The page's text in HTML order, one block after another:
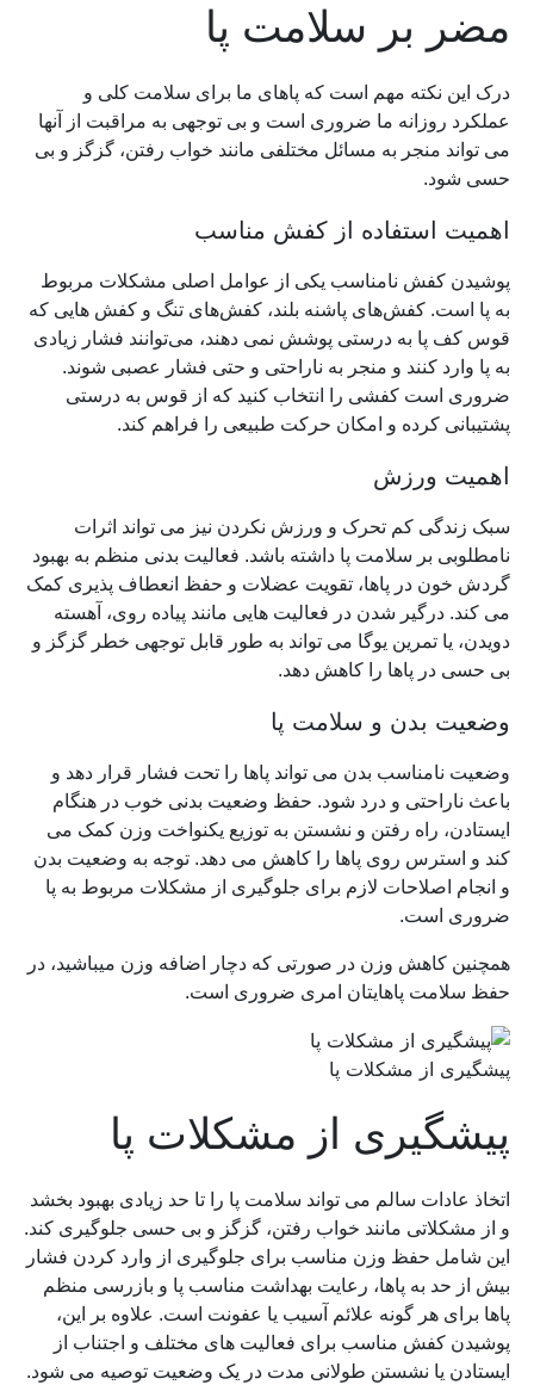
مضر بر سلامت پا
درک این نکته مهم است که پاهای ما برای سلامت کلی و
عملکرد روزانه ما ضروری است و بی توجهی به مراقبت از آنها
می تواند منجر به مسائل مختلفی مانند خواب رفتن، گزگز و بی
حسی شود.
اهمیت استفاده از کفش مناسب
پوشیدن کفش نامناسب یکی از عوامل اصلی مشکلات مربوط
به پا است. کفش‌های پاشنه بلند، کفش‌های تنگ و کفش هایی که
قوس کف پا به درستی پوشش نمی دهند، می‌توانند فشار زیادی
به پا وارد کنند و منجر به ناراحتی و حتی فشار عصبی شوند.
ضروری است کفشی را انتخاب کنید که از قوس به درستی
پشتیبانی کرده و امکان حرکت طبیعی را فراهم کند.
اهمیت ورزش
سبک زندگی کم تحرک و ورزش نکردن نیز می تواند اثرات
نامطلوبی بر سلامت پا داشته باشد. فعالیت بدنی منظم به بهبود
گردش خون در پاها، تقویت عضلات و حفظ انعطاف پذیری کمک
می کند. درگیر شدن در فعالیت هایی مانند پیاده روی، آهسته
دویدن، یا تمرین یوگا می تواند به طور قابل توجهی خطر گزگز و
بی حسی در پاها را کاهش دهد.
وضعیت بدن و سلامت پا
وضعیت نامناسب بدن می تواند پاها را تحت فشار قرار دهد و
باعث ناراحتی و درد شود. حفظ وضعیت بدنی خوب در هنگام
ایستادن، راه رفتن و نشستن به توزیع یکنواخت وزن کمک می
کند و استرس روی پاها را کاهش می دهد. توجه به وضعیت بدن
و انجام اصلاحات لازم برای جلوگیری از مشکلات مربوط به پا
ضروری است.
همچنین کاهش وزن در صورتی که دچار اضافه وزن میباشید، در
حفظ سلامت پاهایتان امری ضروری است.
پیشگیری از مشکلات پا
پیشگیری از مشکلات پا
اتخاذ عادات سالم می تواند سلامت پا را تا حد زیادی بهبود بخشد
و از مشکلاتی مانند خواب رفتن، گزگز و بی حسی جلوگیری کند.
این شامل حفظ وزن مناسب برای جلوگیری از وارد کردن فشار
بیش از حد به پاها، رعایت بهداشت مناسب پا و بازرسی منظم
پاها برای هر گونه علائم آسیب یا عفونت است. علاوه بر این،
پوشیدن کفش مناسب برای فعالیت های مختلف و اجتناب از
ایستادن یا نشستن طولانی مدت در یک وضعیت توصیه می شود.